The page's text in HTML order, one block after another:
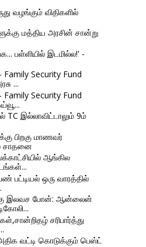
வழங்கும் விதிகளில்
மத்திய அரசின் சான்று
பள்ளியில் இடமில்ல!' -
Family Security Fund
...
Family Security Fund
TC இல்லாவிட்டாலும் 9ம்
பிறகு மாணவர்
சாதனை
ஆங்கில
பட்டியல் ஒரு வாரத்தில்
இலவச போன்: ஆன்லைன்
சரிபார்த்து
வட்டி கொடுக்கும் பெஸ்ட்